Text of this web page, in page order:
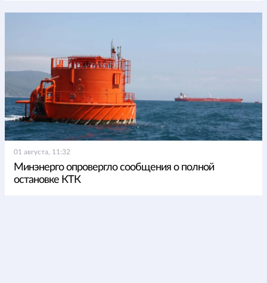
01 августа, 11:32
Минэнерго опровергло сообщения о полной
остановке КТК